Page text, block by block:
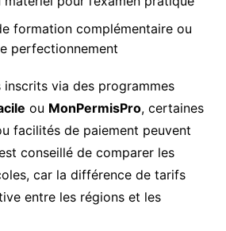
formation complémentaire ou
perfectionnement
inscrits via des programmes
ou MonPermisPro, certaines
facilités de paiement peuvent
conseillé de comparer les
car la différence de tarifs
entre les régions et les